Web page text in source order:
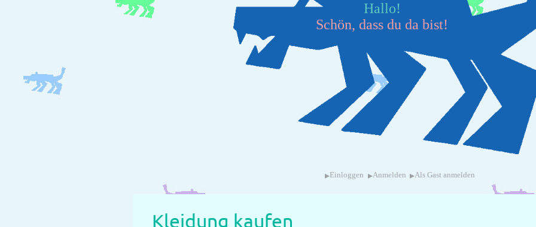
Hallo!
Schön, dass du da bist!
▸ Einloggen ▸Anmelden ▸Als Gast anmelden
Kleidung kaufen